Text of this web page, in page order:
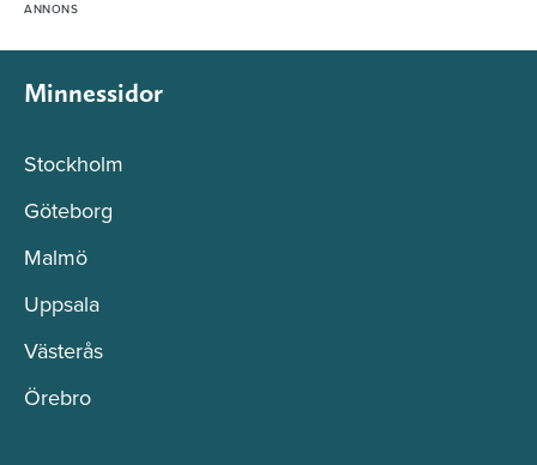
Minnessidor
Stockholm
Göteborg
Malmö
Uppsala
Västerås
Örebro